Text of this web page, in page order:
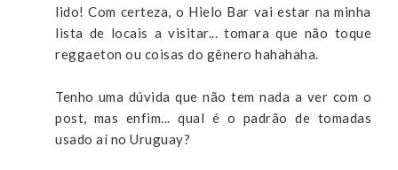
lido! Com certeza, o Hielo Bar vai estar na minha
lista de locais a visitar... tomara que não toque
reggaeton ou coisas do gênero hahahaha.
Tenho uma dúvida que não tem nada a ver com o
post, mas enfim... qual é o padrão de tomadas
usado aí no Uruguay?